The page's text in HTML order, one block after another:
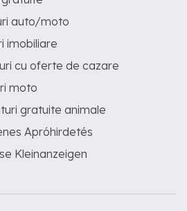
auto/moto
imobiliare
cu oferte de cazare
moto
gratuite animale
Apróhirdetés
Kleinanzeigen